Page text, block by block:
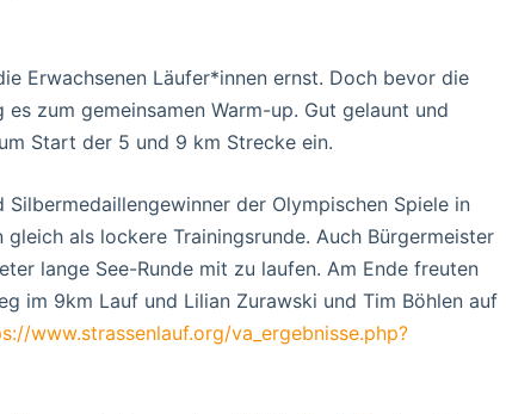
Erwachsenen Läufer*innen ernst. Doch bevor die
zum gemeinsamen Warm-up. Gut gelaunt und
Start der 5 und 9 km Strecke ein.
der Olympischen Spiele in
als lockere Trainingsrunde. Auch Bürgermeister
lange See-Runde mit zu laufen. Am Ende freuten
im 9km Lauf und Lilian Zurawski und Tim Böhlen auf
www.strassenlauf.org/va_ergebnisse.php?